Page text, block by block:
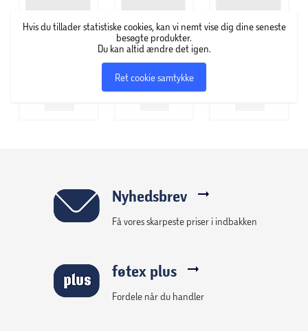
Hvis du tillader statistiske cookies, kan vi nemt vise dig dine seneste
besøgte produkter.
Du kan altid ændre det igen.
Ret cookie samtykke
Nyhedsbrev
Få vores skarpeste priser i indbakken
føtex plus
Fordele når du handler